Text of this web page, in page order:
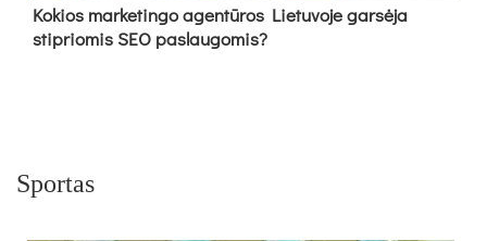
Kokios marketingo agentūros Lietuvoje garsėja
stipriomis SEO paslaugomis?
Sportas